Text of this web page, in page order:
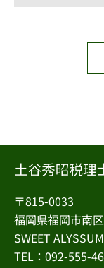
〒815-0033
福岡県福岡市南
SWEET
TEL：092-555-